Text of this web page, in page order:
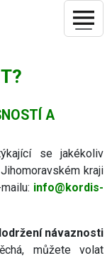
A
se jakékoliv
kraji
info@kordis-
návaznosti
můžete volat